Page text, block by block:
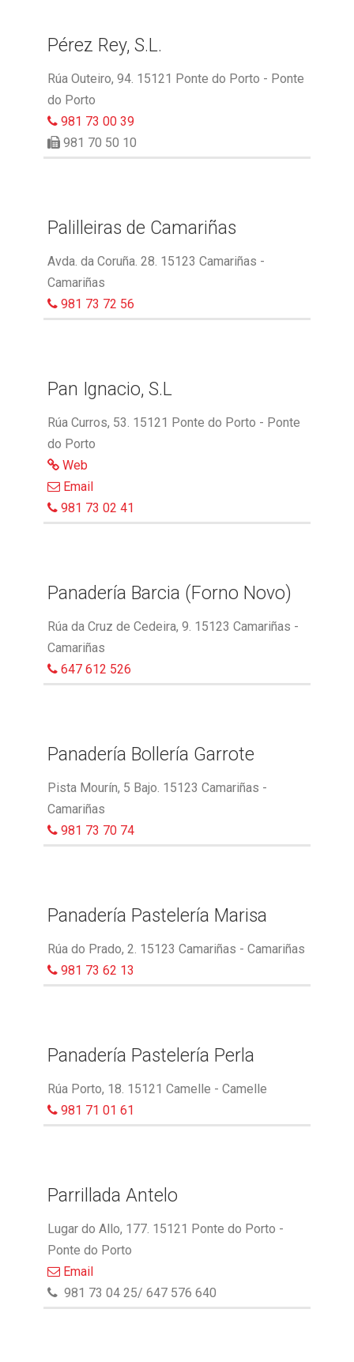
Pérez Rey, S.L.
Rúa Outeiro, 94. 15121 Ponte do Porto - Ponte
do Porto
981 73 00 39
981 70 50 10
Palilleiras de Camariñas
Avda. da Coruña. 28. 15123 Camariñas -
Camariñas
981 73 72 56
Pan Ignacio, S.L
Rúa Curros, 53. 15121 Ponte do Porto - Ponte
do Porto
Web
Email
981 73 02 41
Panadería Barcia (Forno Novo)
Rúa da Cruz de Cedeira, 9. 15123 Camariñas -
Camariñas
647 612 526
Panadería Bollería Garrote
Pista Mourín, 5 Bajo. 15123 Camariñas -
Camariñas
981 73 70 74
Panadería Pastelería Marisa
Rúa do Prado, 2. 15123 Camariñas - Camariñas
981 73 62 13
Panadería Pastelería Perla
Rúa Porto, 18. 15121 Camelle - Camelle
981 71 01 61
Parrillada Antelo
Lugar do Allo, 177. 15121 Ponte do Porto -
Ponte do Porto
Email
981 73 04 25/ 647 576 640